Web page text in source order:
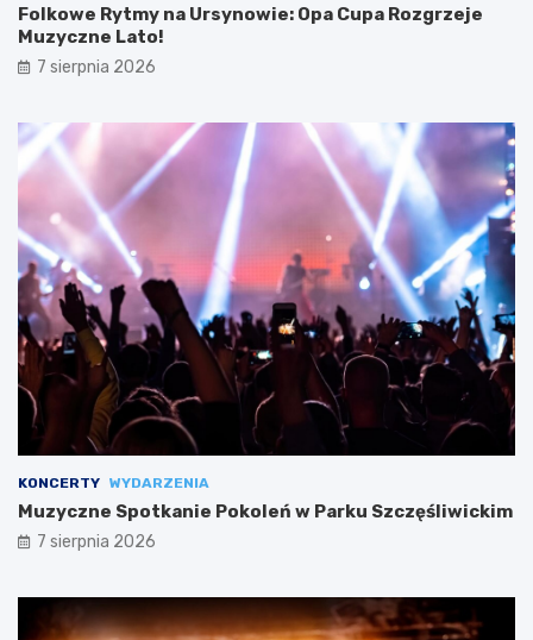
Folkowe Rytmy na Ursynowie: Opa Cupa Rozgrzeje
Muzyczne Lato!
7 sierpnia 2026
KONCERTY WYDARZENIA
Muzyczne Spotkanie Pokoleń w Parku Szczęśliwickim
7 sierpnia 2026